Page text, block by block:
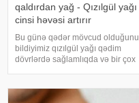
qaldırdan yağ - Qızılgül yağı
cinsi həvəsi artırır
Bu günə qədər mövcud olduğunu
bildiyimiz qızılgül yağı qədim
dövrlərdə sağlamlıqda və bir çox
təbabətində "ağrı kəsici" olaraq